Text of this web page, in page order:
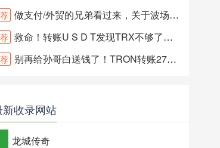
做支付/外贸的兄弟看过来，关于波场能量池不稳定的坑，我帮你们踩过
救命！转账U S D T发现TRX不够了怎么办？
别再给孙哥白送钱了！TRON转账27个TRX的手续费你们真不心疼？
新收录网站
龙城传奇